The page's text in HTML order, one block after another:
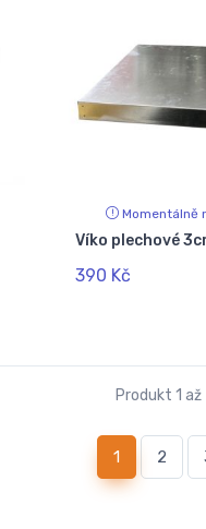
Momentálně
Víko plechové
390 Kč
Produkt 1
1(current)
2